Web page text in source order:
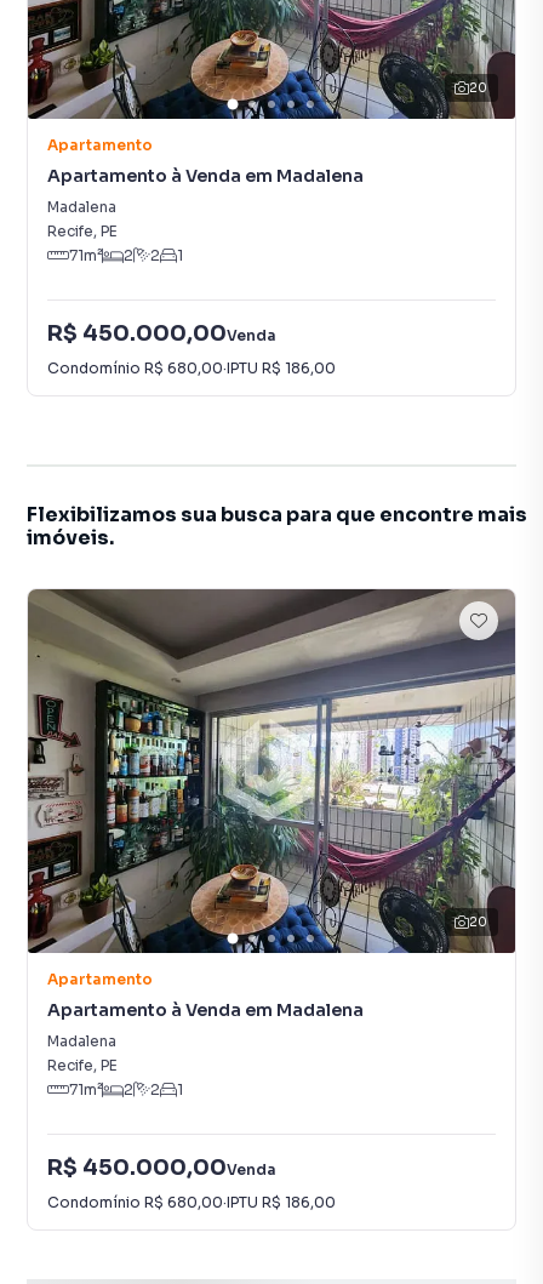
20
Apartamento
Apartamento à Venda em Madalena
Madalena
Recife, PE
71m² 2 2 1
R$ 450.000,00Venda
Condomínio R$ 680,00·IPTU R$ 186,00
Flexibilizamos sua busca para que encontre mais
imóveis.
20
Apartamento
Apartamento à Venda em Madalena
Madalena
Recife, PE
71m² 2 2 1
R$ 450.000,00Venda
Condomínio R$ 680,00·IPTU R$ 186,00